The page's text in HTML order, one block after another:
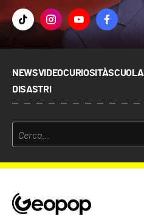
NEWSVIDEOCURIOSITÀSCUOLA
DISASTRI